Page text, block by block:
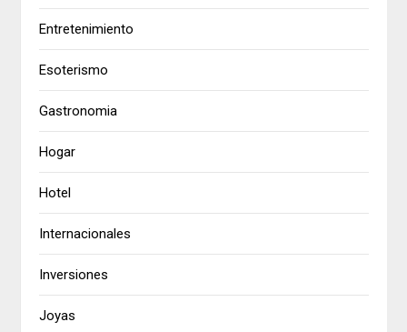
Entretenimiento
Esoterismo
Gastronomia
Hogar
Hotel
Internacionales
Inversiones
Joyas